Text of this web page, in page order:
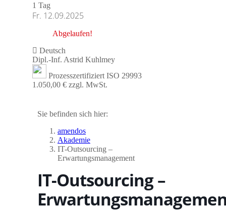
1 Tag
Fr. 12.09.2025
Abgelaufen!
Deutsch
Dipl.-Inf. Astrid Kuhlmey
Prozesszertifiziert ISO 29993
1.050,00 € zzgl. MwSt.
Sie befinden sich hier:
amendos
Akademie
IT-Outsourcing –
Erwartungsmanagement
IT-Outsourcing –